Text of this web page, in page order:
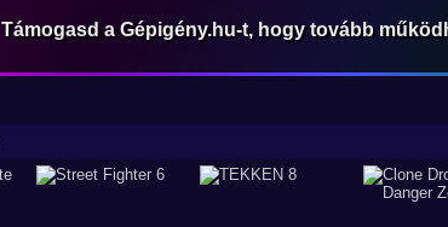
Támogasd a Gépigény.hu-t, hogy tovább